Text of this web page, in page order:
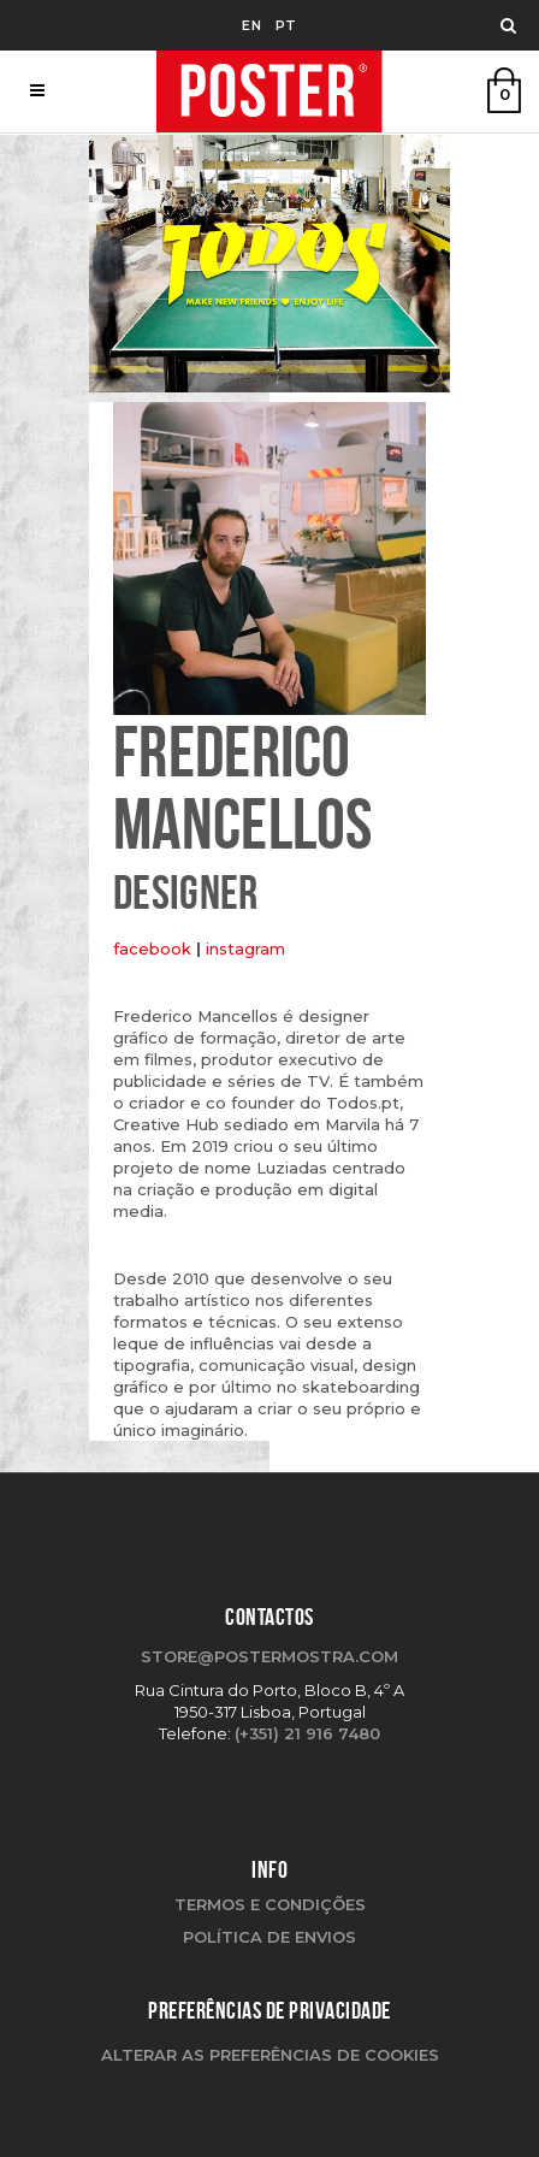
EN PT
0
FREDERICO
MANCELLOS
DESIGNER
facebook | instagram
Frederico Mancellos é designer
gráfico de formação, diretor de arte
em filmes, produtor executivo de
publicidade e séries de TV. É também
o criador e co founder do Todos.pt,
Creative Hub sediado em Marvila há 7
anos. Em 2019 criou o seu último
projeto de nome Luziadas centrado
na criação e produção em digital
media.
Desde 2010 que desenvolve o seu
trabalho artístico nos diferentes
formatos e técnicas. O seu extenso
leque de influências vai desde a
tipografia, comunicação visual, design
gráfico e por último no skateboarding
que o ajudaram a criar o seu próprio e
único imaginário.
CONTACTOS
STORE@POSTERMOSTRA.COM
Rua Cintura do Porto, Bloco B, 4º A
1950-317 Lisboa, Portugal
Telefone: (+351) 21 916 7480
INFO
TERMOS E CONDIÇÕES
POLÍTICA DE ENVIOS
PREFERÊNCIAS DE PRIVACIDADE
ALTERAR AS PREFERÊNCIAS DE COOKIES